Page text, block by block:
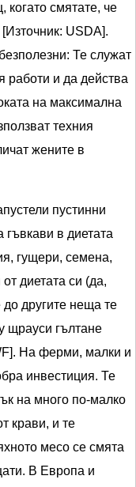
смятате, че
USDA].
Те служат
работи и да действа
на максимална
техния
жените в
пустинни
гъвкави в диетата
гущери, семена,
диетата си (да,
другите неща те
щрауси гълтане
На ферми, малки и
инвестиция. Те
на много по-малко
крави, и те
месо се смята
В Европа и